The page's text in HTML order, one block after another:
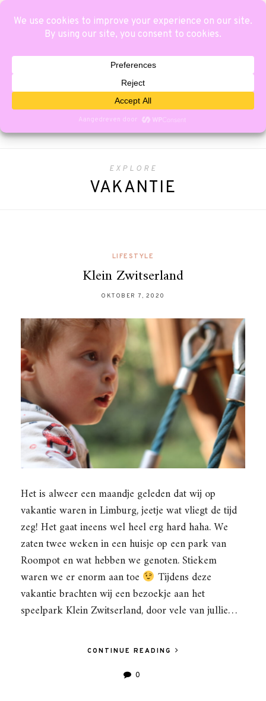
EXPLORE
VAKANTIE
LIFESTYLE
Klein Zwitserland
OKTOBER 7, 2020
Het is alweer een maandje geleden dat wij op
vakantie waren in Limburg, jeetje wat vliegt de tijd
zeg! Het gaat ineens wel heel erg hard haha. We
zaten twee weken in een huisje op een park van
Roompot en wat hebben we genoten. Stiekem
waren we er enorm aan toe
Tijdens deze
vakantie brachten wij een bezoekje aan het
speelpark Klein Zwitserland, door vele van jullie…
CONTINUE READING
0